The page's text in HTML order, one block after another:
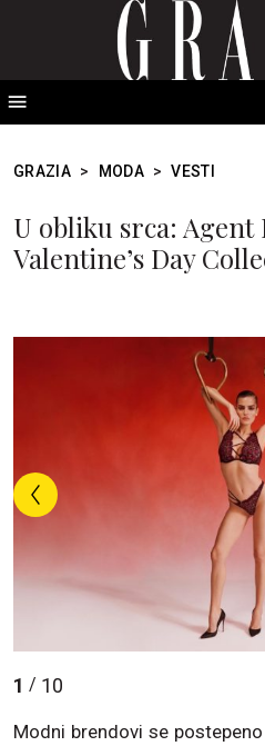
GRAZIA > MODA > VESTI
U obliku srca: Agent
Valentine’s Day
1 / 10
Modni brendovi se